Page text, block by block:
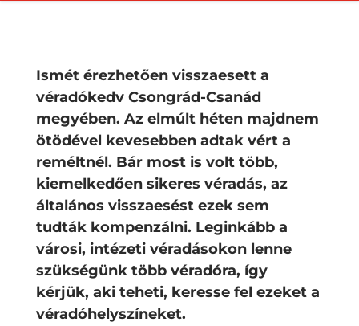
Ismét érezhetően visszaesett a
véradókedv Csongrád-Csanád
megyében. Az elmúlt héten majdnem
ötödével kevesebben adtak vért a
reméltnél. Bár most is volt több,
kiemelkedően sikeres véradás, az
általános visszaesést ezek sem
tudták kompenzálni. Leginkább a
városi, intézeti véradásokon lenne
szükségünk több véradóra, így
kérjük, aki teheti, keresse fel ezeket a
véradóhelyszíneket.